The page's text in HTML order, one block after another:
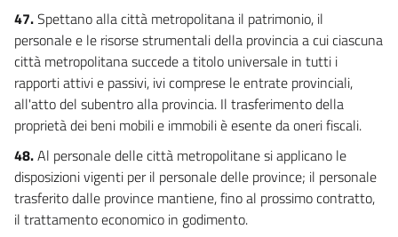
47.Spettano alla città metropolitana il patrimonio, il
personale e le risorse strumentali della provincia a cui ciascuna
città metropolitana succede a titolo universale in tutti i
rapporti attivi e passivi, ivi comprese le entrate provinciali,
all'atto del subentro alla provincia. Il trasferimento della
proprietà dei beni mobili e immobili è esente da oneri fiscali.
48.Al personale delle città metropolitane si applicano le
disposizioni vigenti per il personale delle province; il personale
trasferito dalle province mantiene, fino al prossimo contratto,
il trattamento economico in godimento.